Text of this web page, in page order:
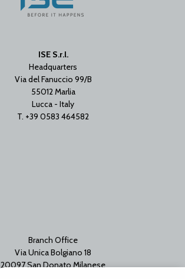
ISE S.r.l.
Headquarters
Via del Fanuccio 99/B
55012 Marlia
Lucca - Italy
T. +39 0583 464582
Branch Office
Via Unica Bolgiano 18
20097 San Donato Milanese